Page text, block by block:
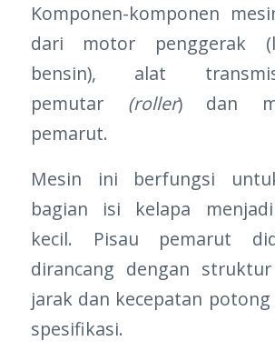
Komponen-komponen
dari motor penggerak
bensin), alat
pemutar (roller) dan
pemarut.
Mesin ini berfungsi
bagian isi kelapa
kecil. Pisau pemarut
dirancang dengan
jarak dan kecepatan potong
spesifikasi.